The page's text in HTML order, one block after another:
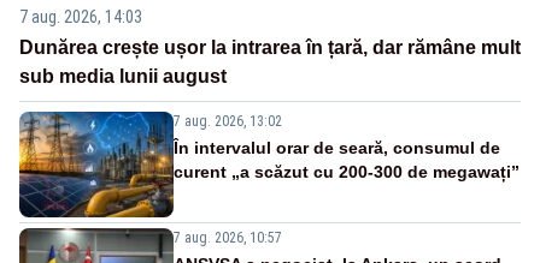
7 aug. 2026, 14:03
Dunărea crește ușor la intrarea în țară, dar rămâne mult
sub media lunii august
7 aug. 2026, 13:02
În intervalul orar de seară, consumul de
curent „a scăzut cu 200-300 de megawați”
7 aug. 2026, 10:57